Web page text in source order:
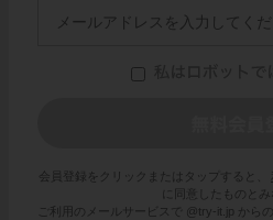
会員登録をクリックまたはタップすると、
に同意したものとみ
ご利用のメールサービスで @try-it.jp から